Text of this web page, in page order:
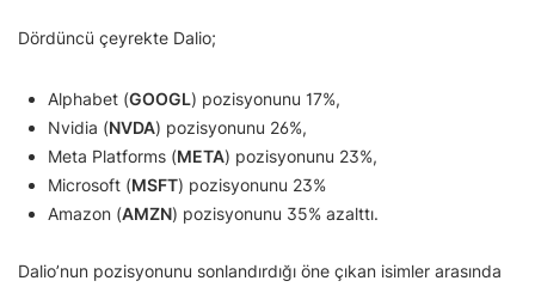
Dördüncü çeyrekte Dalio;
Alphabet (GOOGL) pozisyonunu 17%,
Nvidia (NVDA) pozisyonunu 26%,
Meta Platforms (META) pozisyonunu 23%,
Microsoft (MSFT) pozisyonunu 23%
Amazon (AMZN) pozisyonunu 35% azalttı.
Dalio’nun pozisyonunu sonlandırdığı öne çıkan isimler arasında